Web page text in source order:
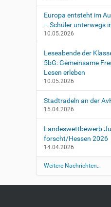
Europa entsteht im
– Schüler unterwegs
10.05.2026
Leseabende der
5bG: Gemeinsame
Lesen erleben
10.05.2026
Stadtradeln an der
15.04.2026
Landeswettbewerb
forscht/Hessen 2026
14.04.2026
Weitere Nachrichten…